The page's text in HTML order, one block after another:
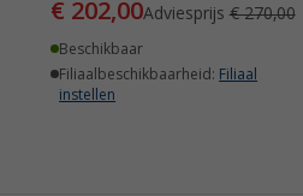
€ 202,00Adviesprijs€ 270,00
Beschikbaar
Filiaalbeschikbaarheid: Filiaal
instellen